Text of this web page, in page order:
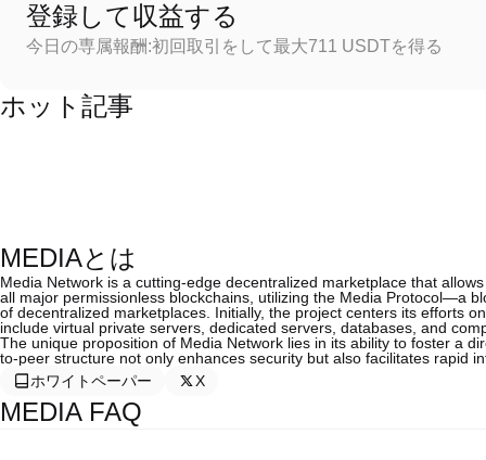
登録して収益する
今日の専属報酬:初回取引をして最大711 USDTを得る
ホット記事
MEDIAとは
Media Network is a cutting-edge decentralized marketplace that
all major permissionless blockchains, utilizing the Media Protocol—a
of decentralized marketplaces. Initially, the project centers its efforts
include virtual private servers, dedicated servers, databases, and
The unique proposition of Media Network lies in its ability to foster a
to-peer structure not only enhances security but also facilitates rapid
ホワイトペーパー
X
MEDIA FAQ